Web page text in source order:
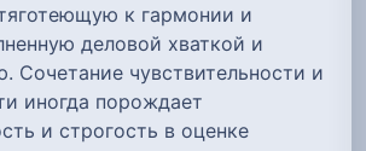
к гармонии и
деловой хваткой и
Сочетание чувствительности и
иногда порождает
и строгость в оценке